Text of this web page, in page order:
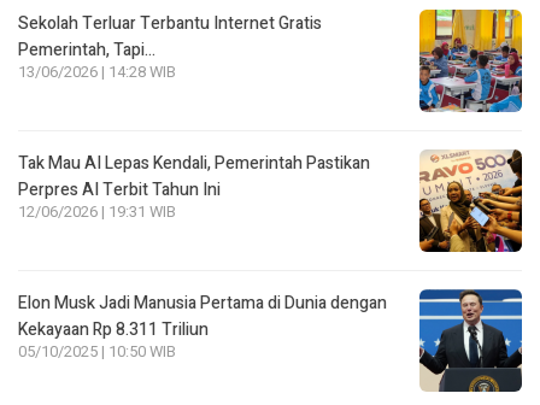
Sekolah Terluar Terbantu Internet Gratis
Pemerintah, Tapi…
13/06/2026 | 14:28 WIB
Tak Mau AI Lepas Kendali, Pemerintah Pastikan
Perpres AI Terbit Tahun Ini
12/06/2026 | 19:31 WIB
Elon Musk Jadi Manusia Pertama di Dunia dengan
Kekayaan Rp 8.311 Triliun
05/10/2025 | 10:50 WIB